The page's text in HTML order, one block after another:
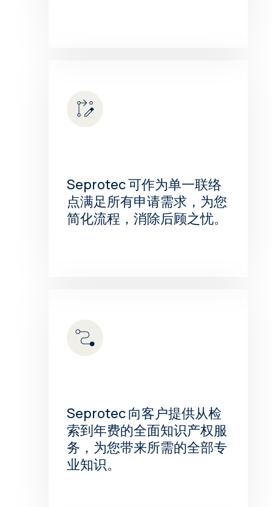
Seprotec 可作为单一联络
点满足所有申请需求，为您
简化流程，消除后顾之忧。
Seprotec 向客户提供从检
索到年费的全面知识产权服
务，为您带来所需的全部专
业知识。